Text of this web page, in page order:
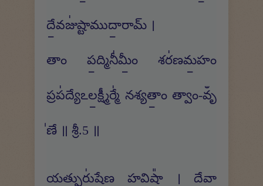
దే॒వజు॑ష్టాముదా॒రామ్ ।
తాం ప॒ద్మినీ॑మీం॒ శర॑ణమ॒హం
ప్రప॑ద్యేఽల॒క్ష్మీర్మే॑ నశ్యతాం॒ త్వాం-వృఀ
॑ణే ॥ శ్రీ.5 ॥
యత్పురు॑షేణ హ॒విషా᳚ । దే॒వా